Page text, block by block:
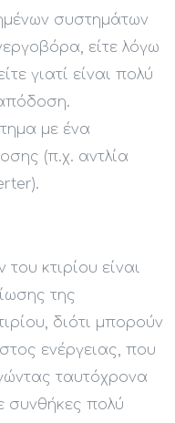
συστημάτων
είτε λόγω
γιατί είναι πολύ
με ένα
(π.χ. αντλία
κτιρίου είναι
της
διότι μπορούν
ενέργειας, που
ταυτόχρονα
συνθήκες πολύ